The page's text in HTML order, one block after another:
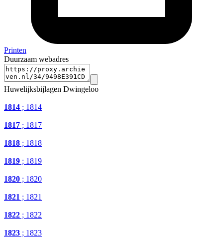
Printen
Duurzaam webadres
Huwelijksbijlagen Dwingeloo
1814 ; 1814
1817 ; 1817
1818 ; 1818
1819 ; 1819
1820 ; 1820
1821 ; 1821
1822 ; 1822
1823 ; 1823